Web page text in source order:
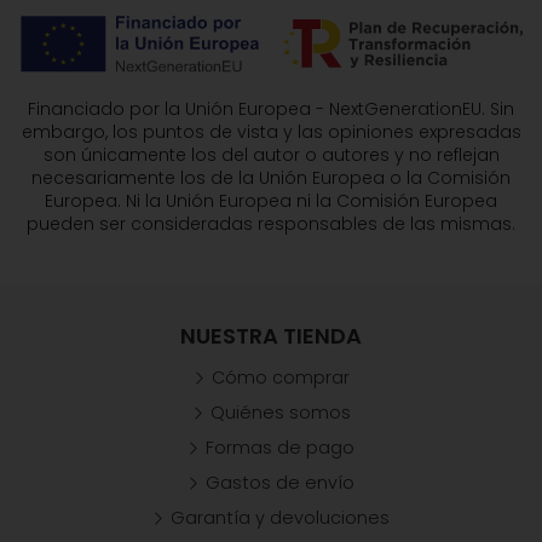
Financiado por la Unión Europea - NextGenerationEU. Sin
embargo, los puntos de vista y las opiniones expresadas
son únicamente los del autor o autores y no reflejan
necesariamente los de la Unión Europea o la Comisión
Europea. Ni la Unión Europea ni la Comisión Europea
pueden ser consideradas responsables de las mismas.
NUESTRA TIENDA
Cómo comprar
Quiénes somos
Formas de pago
Gastos de envío
Garantía y devoluciones